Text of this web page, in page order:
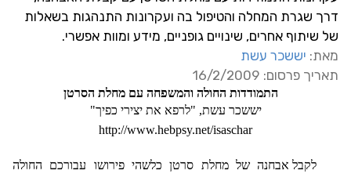
דרך שגרת המחלה והטיפול בה ועקרונות התנהגות בשאלות
של שיתוף אחרים, שינויים גופניים, מידע ומוות אפשרי.
מאת: יששכר עשת
תאריך פרסום: 16/2/2009
התמודדות החולה והמשפחה עם מחלת הסרטן
יששכר עשת, "לרפא את יצירי כפיך"
http://www.hebpsy.net/isaschar
לקבל אבחנה של מחלת סרטן כלשהי פירושו עבורכם החולה